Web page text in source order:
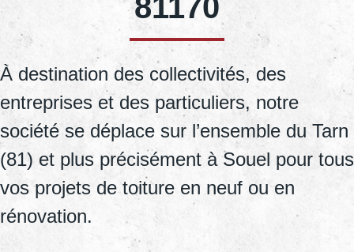
81170
À destination des collectivités, des
entreprises et des particuliers, notre
société se déplace sur l’ensemble du Tarn
(81) et plus précisément à Souel pour tous
vos projets de toiture en neuf ou en
rénovation.